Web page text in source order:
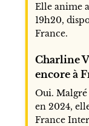
Elle anime
19h20,
France.
Charline
encore à
Oui.
en 2024,
France